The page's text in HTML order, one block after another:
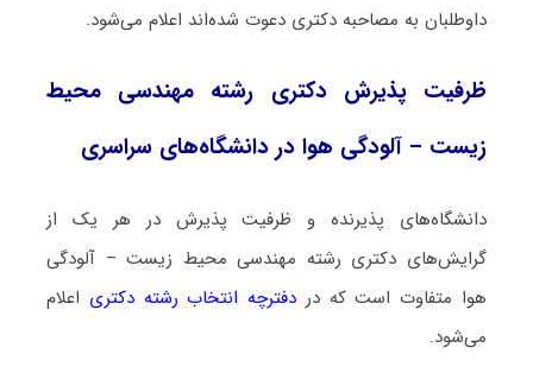
داوطلبان به مصاحبه دکتری دعوت شده‌اند اعلام می‌شود.
ظرفیت پذیرش دکتری رشته مهندسی محیط
زیست – آلودگی هوا در دانشگاه‌های سراسری
دانشگاه‌های پذیرنده و ظرفیت پذیرش در هر یک از
گرایش‌های دکتری رشته مهندسی محیط زیست – آلودگی
هوا متفاوت است که در دفترچه انتخاب رشته دکتری اعلام
می‌شود.